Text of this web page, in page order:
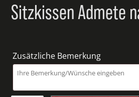
Sitzkissen Admete
Zusätzliche Bemerkung